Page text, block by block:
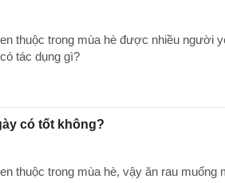
thuộc trong mùa hè được nhiều người
tác dụng gì?
có tốt không?
thuộc trong mùa hè, vậy ăn rau muống